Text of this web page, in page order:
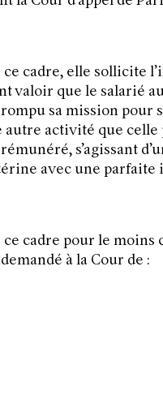
ce cadre, elle sollicite
valoir que le salarié
sa mission pour
autre activité que celle
s’agissant
avec une parfaite
ce cadre pour le
à la Cour de :